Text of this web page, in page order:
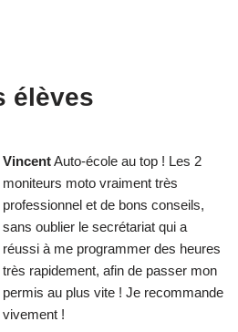
élèves
VincentAuto-école au top ! Les 2
moniteurs moto vraiment très
professionnel et de bons conseils,
sans oublier le secrétariat qui a
réussi à me programmer des heures
très rapidement, afin de passer mon
permis au plus vite ! Je recommande
vivement !